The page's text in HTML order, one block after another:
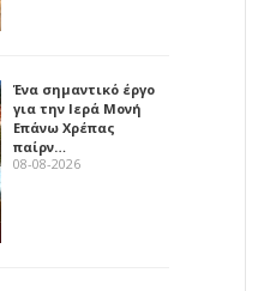
Ένα σημαντικό έργο
για την Ιερά Μονή
Επάνω Χρέπας
παίρν…
08-08-2026